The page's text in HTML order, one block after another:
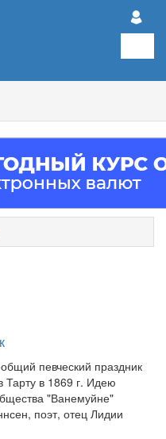
певческий праздник
Тарту в 1869 г. Идею
"Ванемуйне"
поэт, отец Лидии